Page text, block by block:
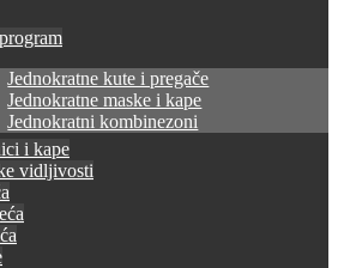
Jednokratne kute i pregače
Jednokratne maske i kape
Jednokratni kombinezoni
i kape
vidljivosti